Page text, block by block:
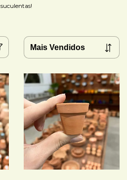
suculentas!